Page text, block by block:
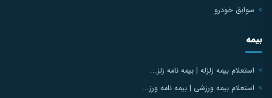
سوابق خودرو
بیمه
استعلام بیمه زلزله | بیمه نامه زلز...
استعلام بیمه ورزشی | بیمه نامه ورز...